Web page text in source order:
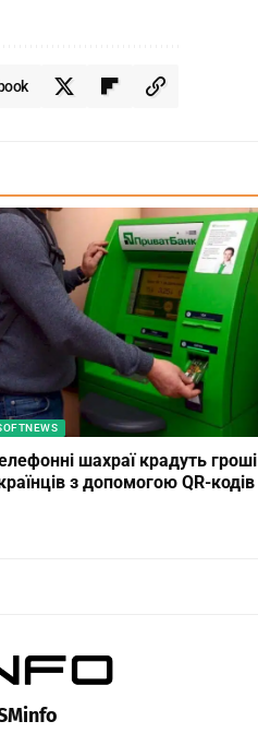
шахраї крадуть гроші
з допомогою QR-кодів